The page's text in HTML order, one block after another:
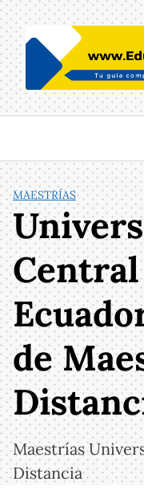
Saltar
al
contenido
MAESTRÍAS
de
Maestrías
Distancia